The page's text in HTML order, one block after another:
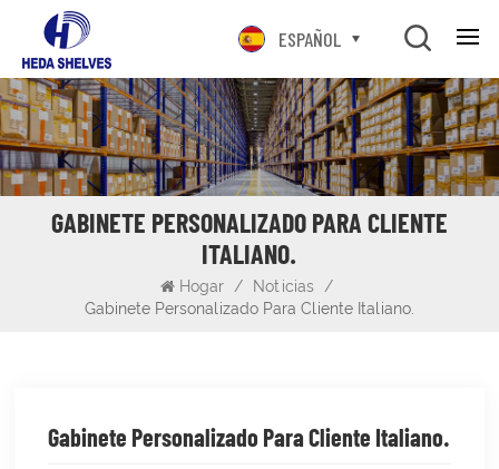
ESPAÑOL
GABINETE PERSONALIZADO PARA CLIENTE
ITALIANO.
Hogar / Noticias
/
Gabinete Personalizado Para Cliente Italiano.
Gabinete Personalizado Para Cliente Italiano.